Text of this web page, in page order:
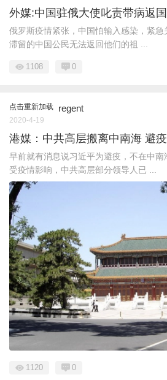
外媒:中国驻俄大使叱责带病返
俄罗斯疫情紧张，中国怕输入感染，紧
滞留的中国公民无法返回他们的祖 ...
1108 0
点击重新加载 regent
2020-4-19
港媒：中共高层搬离中南海 避
早前就有消息说习近平为避疫，不在中南
受疫情影响，中共高层部分领导人已 ...
1120 0